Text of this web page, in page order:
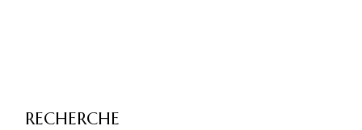
RECHERCHE